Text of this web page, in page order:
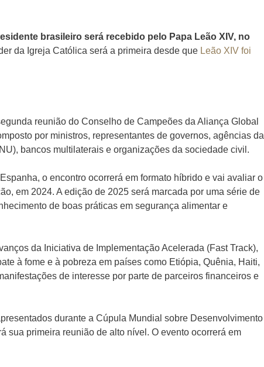
brasileiro será recebido pelo Papa Leão XIV, no
da Igreja Católica será a primeira desde que Leão XIV foi
reunião do Conselho de Campeões da Aliança Global
por ministros, representantes de governos, agências da
bancos multilaterais e organizações da sociedade civil.
o encontro ocorrerá em formato híbrido e vai avaliar o
em 2024. A edição de 2025 será marcada por uma série de
de boas práticas em segurança alimentar e
da Iniciativa de Implementação Acelerada (Fast Track),
à fome e à pobreza em países como Etiópia, Quênia, Haiti,
de interesse por parte de parceiros financeiros e
durante a Cúpula Mundial sobre Desenvolvimento
sua primeira reunião de alto nível. O evento ocorrerá em